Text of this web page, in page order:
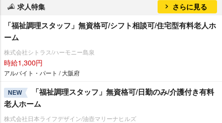
求人特集 さらに見る
「福祉調理スタッフ」無資格可/シフト相談可/住宅型有料老人ホ
ーム
株式会社シトラス/ハーモニー島泉
時給1,300円
アルバイト・パート / 大阪府
NEW
「福祉調理スタッフ」無資格可/日勤のみ/介護付き有料
老人ホーム
株式会社日本ライフデザイン/油壺マリーナヒルズ